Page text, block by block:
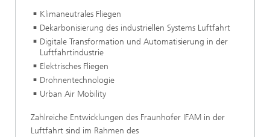
Klimaneutrales Fliegen
Dekarbonisierung des industriellen Systems Luftfahrt
Digitale Transformation und Automatisierung in der
Luftfahrtindustrie
Elektrisches Fliegen
Drohnentechnologie
Urban Air Mobility
Zahlreiche Entwicklungen des Fraunhofer IFAM in der
Luftfahrt sind im Rahmen des